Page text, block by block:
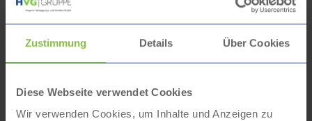
Zustimmung Details Über Cookies
Diese Webseite verwendet Cookies
Wir verwenden Cookies, um Inhalte und Anzeigen zu
Bereicherung für die gesamte Region.